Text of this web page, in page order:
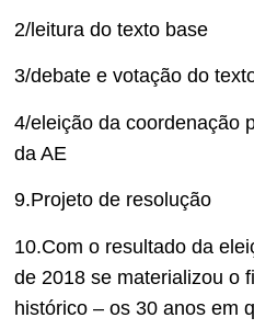
2/leitura do texto base
3/debate e votação do
4/eleição da coordenação
da AE
9.Projeto de resolução
10.Com o resultado da
de 2018 se materializou o
histórico – os 30 anos em